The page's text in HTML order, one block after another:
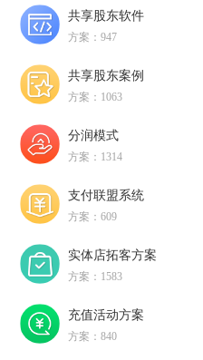
共享股东软件
方案：947
共享股东案例
方案：1063
分润模式
方案：1314
支付联盟系统
方案：609
实体店拓客方案
方案：1583
充值活动方案
方案：840